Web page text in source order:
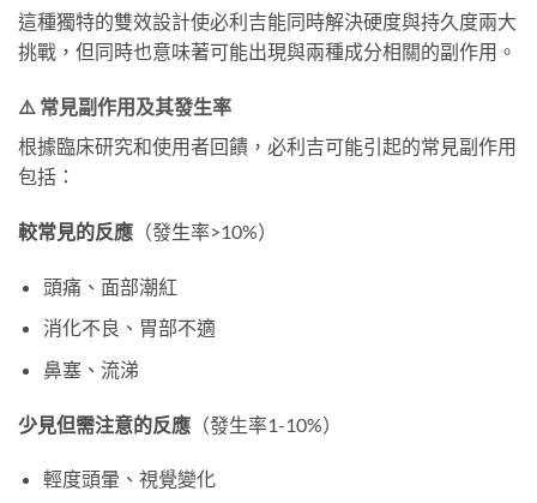
這種獨特的雙效設計使必利吉能同時解決硬度與持久度兩大
挑戰，但同時也意味著可能出現與兩種成分相關的副作用。
⚠️ 常見副作用及其發生率
根據臨床研究和使用者回饋，必利吉可能引起的常見副作用
包括：
較常見的反應 （發生率>10%）
頭痛、面部潮紅
消化不良、胃部不適
鼻塞、流涕
少見但需注意的反應 （發生率1-10%）
輕度頭暈、視覺變化